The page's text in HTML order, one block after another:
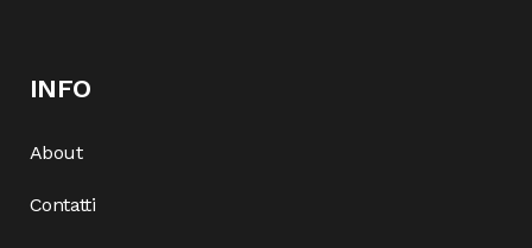
INFO
About
Contatti